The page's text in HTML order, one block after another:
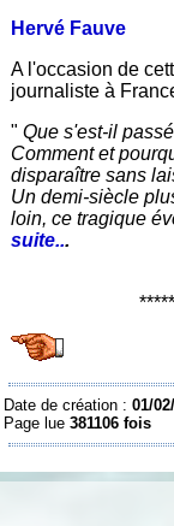
Hervé Fauve
A l'occasion de
journaliste à
" Que s'est-il
Comment et
disparaître sans
Un demi-siècle
loin, ce tragique
suite...
Date de création :01/
Page lue381106 fois